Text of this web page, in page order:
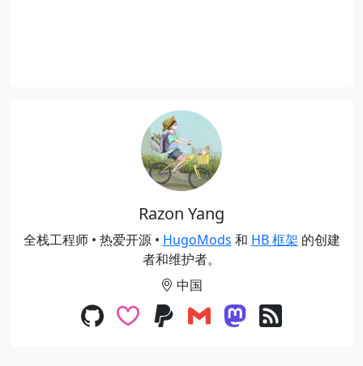
Razon Yang
全栈工程师 • 热爱开源 • HugoMods 和 HB 框架 的创建
者和维护者。
中国